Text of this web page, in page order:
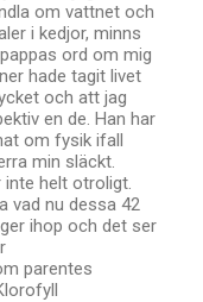
om vattnet och
i kedjor, minns
ord om mig
hade tagit livet
och att jag
en de. Han har
om fysik ifall
min släckt.
helt otroligt.
vad nu dessa 42
ihop och det ser
parentes